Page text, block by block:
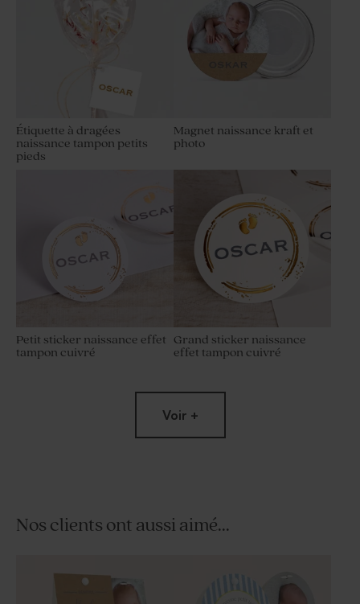
Étiquette à dragées
naissance tampon petits
pieds
Magnet naissance kraft et
photo
Petit sticker naissance effet
tampon cuivré
Grand sticker naissance
effet tampon cuivré
Voir +
Nos clients ont aussi aimé...